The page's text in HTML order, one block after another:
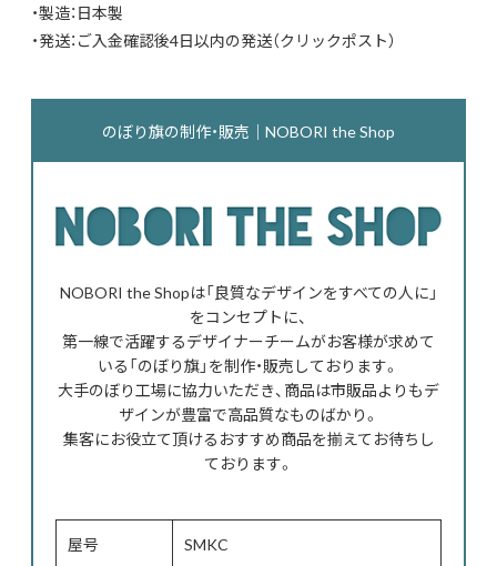
・製造：日本製
・発送：ご入金確認後4日以内の発送（クリックポスト）
のぼり旗の制作・販売｜NOBORI the Shop
NOBORI the Shopは「良質なデザインをすべての人に」
をコンセプトに、
第一線で活躍するデザイナーチームがお客様が求めて
いる「のぼり旗」を制作・販売しております。
大手のぼり工場に協力いただき、商品は市販品よりもデ
ザインが豊富で高品質なものばかり。
集客にお役立て頂けるおすすめ商品を揃えてお待ちし
ております。
屋号 SMKC